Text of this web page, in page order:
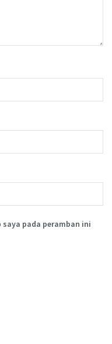
pada peramban ini